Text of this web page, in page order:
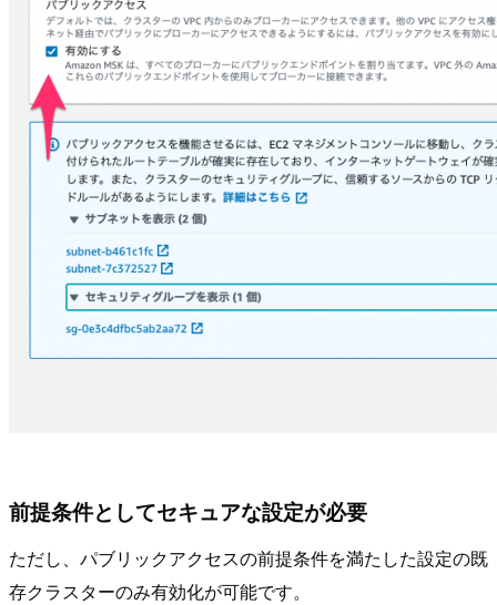
前提条件としてセキュアな設定が必要
ただし、パブリックアクセスの前提条件を満たした設定の既
存クラスターのみ有効化が可能です。